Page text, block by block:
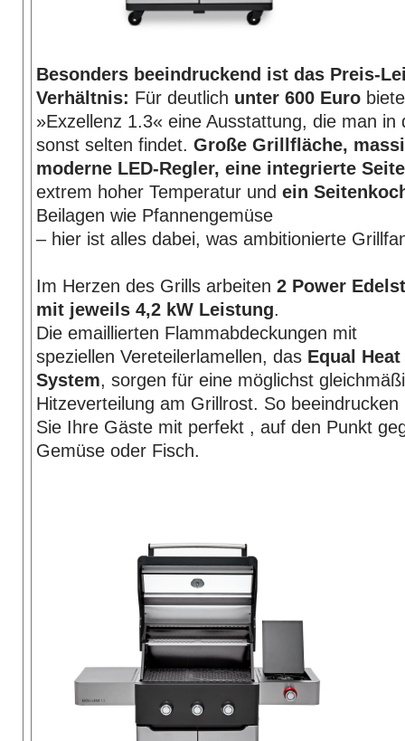
Besonders beeindruckend ist das Preis-
Verhältnis: Für deutlich unter 600 Euro
»Exzellenz 1.3« eine Ausstattung, die man in
sonst selten findet. Große Grillfläche,
moderne LED-Regler, eine integrierte
extrem hoher Temperatur und ein
Beilagen wie Pfannengemüse
– hier ist alles dabei, was ambitionierte
Im Herzen des Grills arbeiten 2 Power
mit jeweils 4,2 kW Leistung.
Die emaillierten Flammabdeckungen mit
speziellen Vereteilerlamellen, das Equal Heat
System, sorgen für eine möglichst
Hitzeverteilung am Grillrost. So beeindrucken
Sie Ihre Gäste mit perfekt , auf den Punkt
Gemüse oder Fisch.